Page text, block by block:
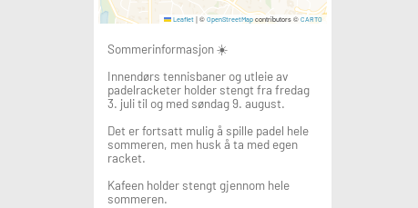
Leaflet |© OpenStreetMapcontributors © CARTO
Sommerinformasjon ☀️
Innendørs tennisbaner og utleie av
padelracketer holder stengt fra fredag
3. juli til og med søndag 9. august.
Det er fortsatt mulig å spille padel hele
sommeren, men husk å ta med egen
racket.
Kafeen holder stengt gjennom hele
sommeren.